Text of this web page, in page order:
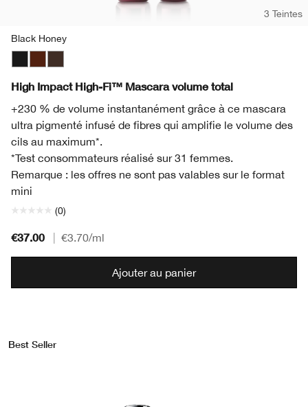
3 Teintes
Black Honey
High Impact High-Fi™ Mascara volume total
+230 % de volume instantanément grâce à ce mascara
ultra pigmenté infusé de fibres qui amplifie le volume des
cils au maximum*.
*Test consommateurs réalisé sur 31 femmes.
Remarque : les offres ne sont pas valables sur le format
mini
(0)
€37.00 €3.70/ml
Ajouter au panier
Best Seller